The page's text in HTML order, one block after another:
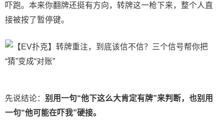
吓跑。本来你翻牌还挺有方向，转牌这一枪下来，整个人直
接被按了暂停键。
先说结论： 别用一句“他下这么大肯定有牌”来判断，也别用
一句“他可能在吓我”硬接。